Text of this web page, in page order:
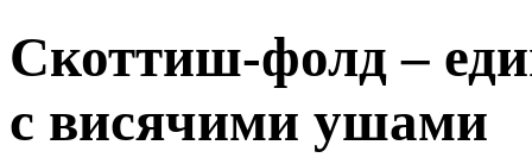
Скоттиш-фолд –
с висячими ушами